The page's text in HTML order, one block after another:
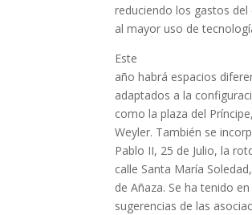
reduciendo los gastos
al mayor uso de
Este
año habrá espacios
adaptados a la
como la plaza del
Weyler. También se
Pablo II, 25 de Julio, la
calle Santa María
de Añaza. Se ha tenido
sugerencias de las